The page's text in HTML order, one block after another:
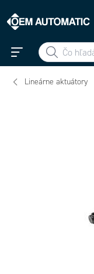
Lineárne aktuátory